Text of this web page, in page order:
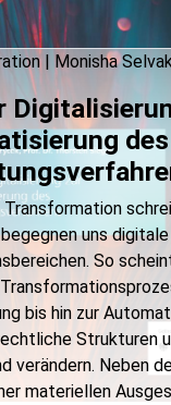
| Monisha
des
Transformation
uns
So
bis hin zur
Strukturen
verändern. Neben
materiellen